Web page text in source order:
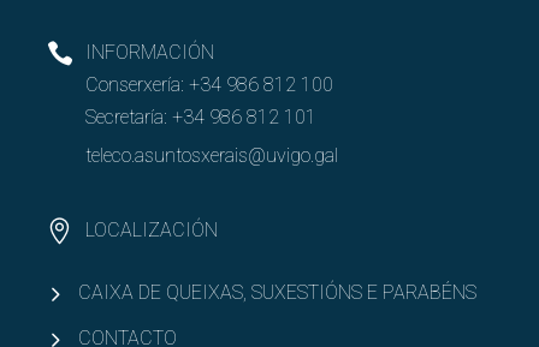
INFORMACIÓN
Conserxería: +34 986 812 100
Secretaría: +34 986 812 101
teleco.asuntosxerais@uvigo.gal
LOCALIZACIÓN
CAIXA DE QUEIXAS, SUXESTIÓNS E PARABÉNS
CONTACTO